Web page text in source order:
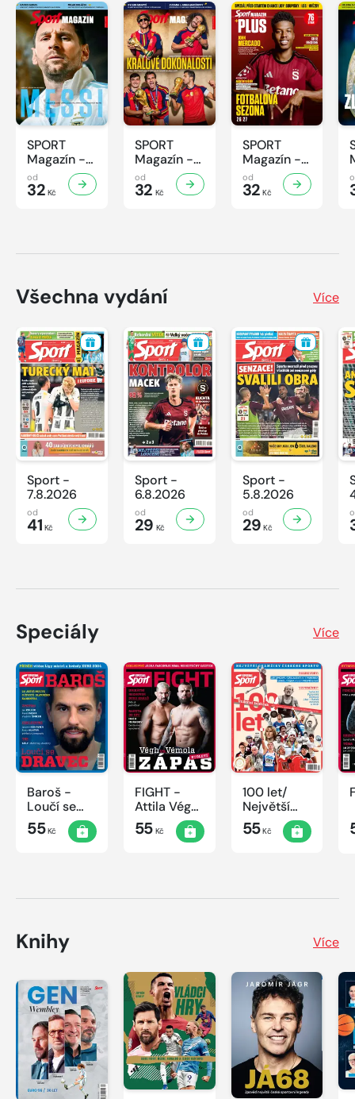
SPORT
Magazín -
32/2026
od
32 Kč
SPORT
Magazín -
31/2026
od
32 Kč
SPORT
Magazín -
30/2026
od
32 Kč
Všechna vydání Více
Sport -
7.8.2026
od
41 Kč
Sport -
6.8.2026
od
29 Kč
Sport -
5.8.2026
od
29 Kč
Speciály Více
Baroš -
Loučí se
dravec
55Kč
FIGHT -
Attila Végh
vs. Karlos
Vémola
55Kč
100 let/
Největší
okamžiky
českého
55Kč
Knihy Více